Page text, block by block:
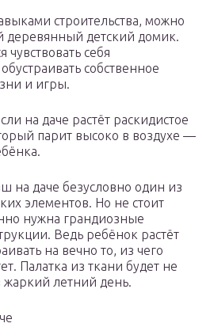
строительства, можно
деревянный детский домик.
чувствовать себя
собственное
и игры.
на даче растёт раскидистое
парит высоко в воздухе —
на даче безусловно один из
элементов. Но не стоит
нужна грандиозные
Ведь ребёнок растёт
на вечно то, из чего
Палатка из ткани будет не
летний день.